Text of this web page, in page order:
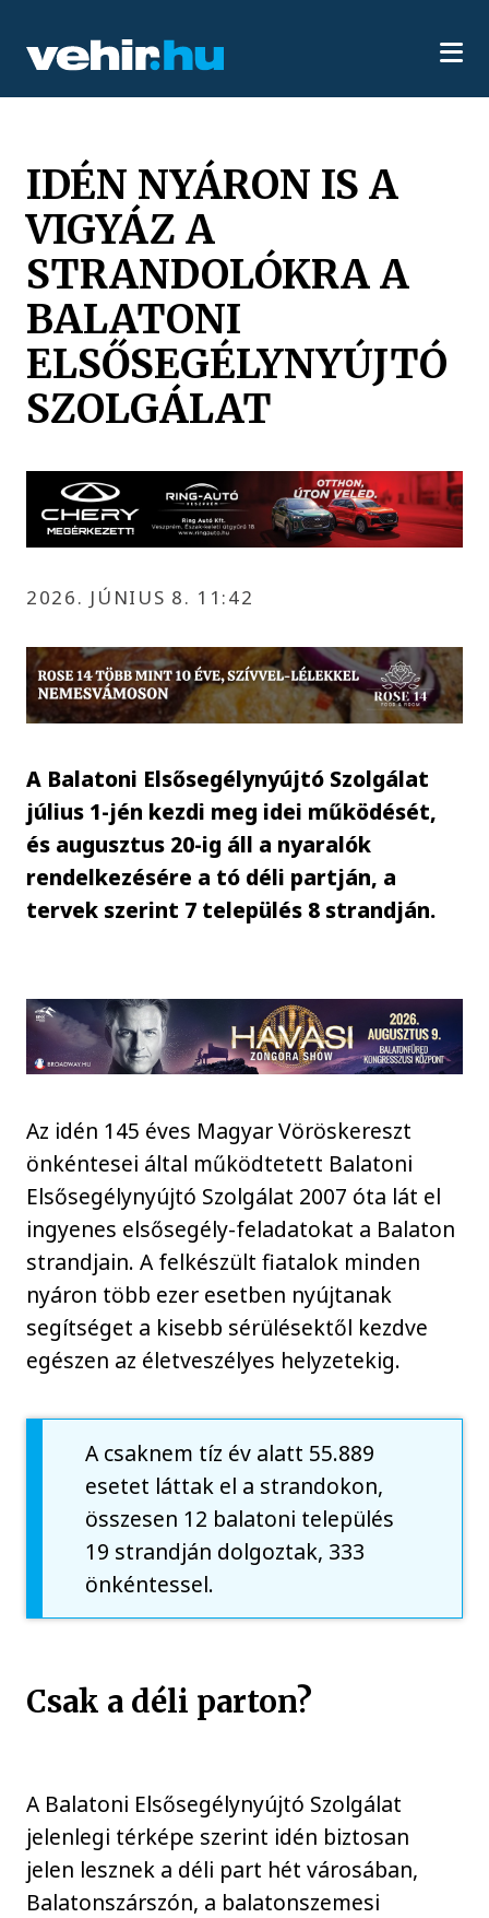
IDÉN NYÁRON IS A
VIGYÁZ A
STRANDOLÓKRA A
BALATONI
ELSŐSEGÉLYNYÚJTÓ
SZOLGÁLAT
2026. JÚNIUS 8. 11:42
A Balatoni Elsősegélynyújtó Szolgálat
július 1-jén kezdi meg idei működését,
és augusztus 20-ig áll a nyaralók
rendelkezésére a tó déli partján, a
tervek szerint 7 település 8 strandján.
Az idén 145 éves Magyar Vöröskereszt
önkéntesei által működtetett Balatoni
Elsősegélynyújtó Szolgálat 2007 óta lát el
ingyenes elsősegély-feladatokat a Balaton
strandjain. A felkészült fiatalok minden
nyáron több ezer esetben nyújtanak
segítséget a kisebb sérülésektől kezdve
egészen az életveszélyes helyzetekig.
A csaknem tíz év alatt 55.889
esetet láttak el a strandokon,
összesen 12 balatoni település
19 strandján dolgoztak, 333
önkéntessel.
Csak a déli parton?
A Balatoni Elsősegélynyújtó Szolgálat
jelenlegi térképe szerint idén biztosan
jelen lesznek a déli part hét városában,
Balatonszárszón, a balatonszemesi